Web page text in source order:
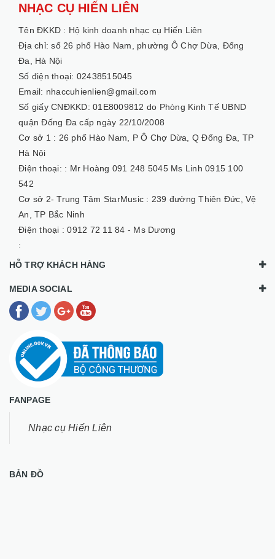
NHẠC CỤ HIẾN LIÊN
Tên ĐKKD : Hộ kinh doanh nhạc cụ Hiến Liên
Địa chỉ: số 26 phố Hào Nam, phường Ô Chợ Dừa, Đống
Đa, Hà Nội
Số điện thoại: 02438515045
Email: nhaccuhienlien@gmail.com
Số giấy CNĐKKD: 01E8009812 do Phòng Kinh Tế UBND
quận Đống Đa cấp ngày 22/10/2008
Cơ sở 1 : 26 phố Hào Nam, P Ô Chợ Dừa, Q Đống Đa, TP
Hà Nội
Điện thoại: : Mr Hoàng 091 248 5045 Ms Linh 0915 100
542
Cơ sở 2- Trung Tâm StarMusic : 239 đường Thiên Đức, Vệ
An, TP Bắc Ninh
Điện thoại :0912 72 11 84 - Ms Dương
:
HỖ TRỢ KHÁCH HÀNG
MEDIA SOCIAL
FANPAGE
Nhạc cụ Hiến Liên
BẢN ĐỒ